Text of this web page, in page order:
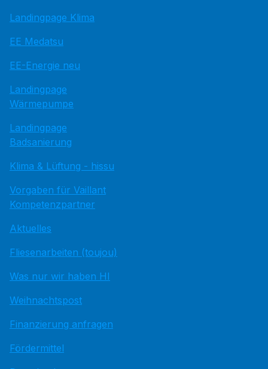
Landingpage Klima
EE Medatsu
EE-Energie neu
Landingpage
Wärmepumpe
Landingpage
Badsanierung
Klima & Lüftung - hissu
Vorgaben für Vaillant
Kompetenzpartner
Aktuelles
Fliesenarbeiten (toujou)
Was nur wir haben HI
Weihnachtspost
Finanzierung anfragen
Fördermittel